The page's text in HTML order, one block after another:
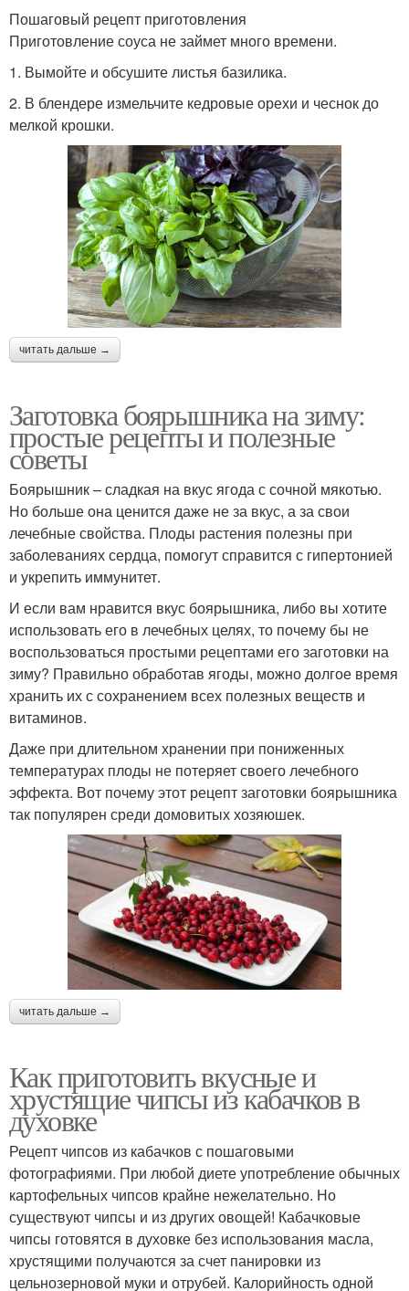
Пошаговый рецепт приготовления
Приготовление соуса не займет много времени.
1. Вымойте и обсушите листья базилика.
2. В блендере измельчите кедровые орехи и чеснок до
мелкой крошки.
читать дальше →
Заготовка боярышника на зиму:
простые рецепты и полезные
советы
Боярышник – сладкая на вкус ягода с сочной мякотью.
Но больше она ценится даже не за вкус, а за свои
лечебные свойства. Плоды растения полезны при
заболеваниях сердца, помогут справится с гипертонией
и укрепить иммунитет.
И если вам нравится вкус боярышника, либо вы хотите
использовать его в лечебных целях, то почему бы не
воспользоваться простыми рецептами его заготовки на
зиму? Правильно обработав ягоды, можно долгое время
хранить их с сохранением всех полезных веществ и
витаминов.
Даже при длительном хранении при пониженных
температурах плоды не потеряет своего лечебного
эффекта. Вот почему этот рецепт заготовки боярышника
так популярен среди домовитых хозяюшек.
читать дальше →
Как приготовить вкусные и
хрустящие чипсы из кабачков в
духовке
Рецепт чипсов из кабачков с пошаговыми
фотографиями. При любой диете употребление обычных
картофельных чипсов крайне нежелательно. Но
существуют чипсы и из других овощей! Кабачковые
чипсы готовятся в духовке без использования масла,
хрустящими получаются за счет панировки из
цельнозерновой муки и отрубей. Калорийность одной